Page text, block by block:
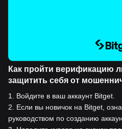
Как пройти верификацию
защитить себя от
1
Войдите в ваш аккаунт Bitget.
2
Если вы новичок на Bitget,
руководством по созданию